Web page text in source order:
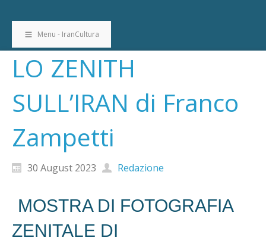
Menu - IranCultura
LO ZENITH
SULL’IRAN di Franco
Zampetti
30 August 2023 Redazione
MOSTRA DI FOTOGRAFIA
ZENITALE DI